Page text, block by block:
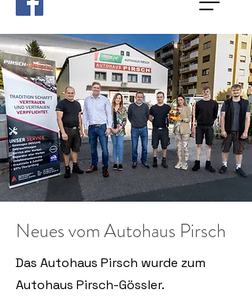
Neues vom Autohaus Pirsch
Das Autohaus Pirsch wurde zum
Autohaus Pirsch-Gössler.